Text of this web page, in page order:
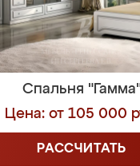
Спальня
Цена: от 105 000
РАССЧИТАТЬ